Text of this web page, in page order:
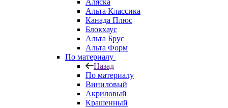
Аляска
Альта Классика
Канада Плюс
Блокхаус
Альта Брус
Альта Форм
По материалу
Назад
По материалу
Виниловый
Акриловый
Крашенный